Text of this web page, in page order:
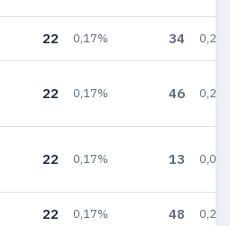
22 0,17% 34
22 0,17% 46
22 0,17% 13
22 0,17% 48